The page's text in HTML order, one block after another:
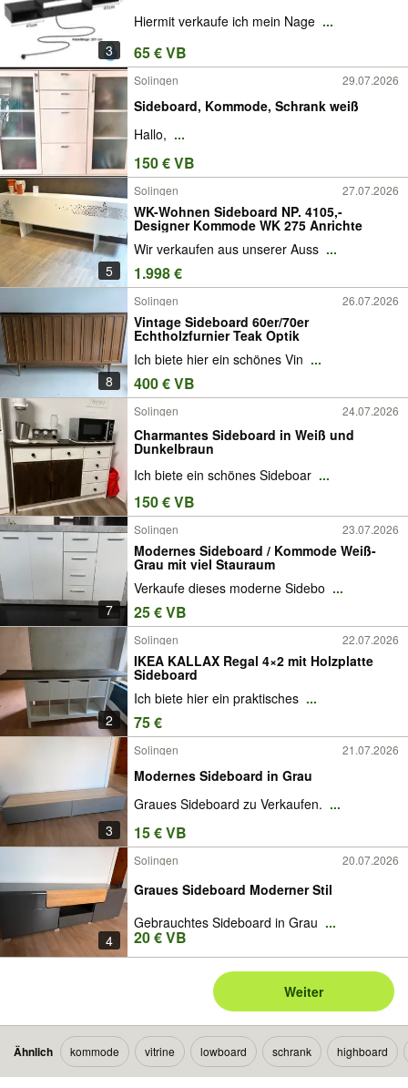
3
Hiermit verkaufe ich mein Nage ...
65 € VB
Solingen 29.07.2026
Sideboard, Kommode, Schrank weiß
Hallo, ...
150 € VB
5
Solingen 27.07.2026
WK-Wohnen Sideboard NP. 4105,-
Designer Kommode WK 275 Anrichte
Wir verkaufen aus unserer Auss ...
1.998 €
8
Solingen 26.07.2026
Vintage Sideboard 60er/70er
Echtholzfurnier Teak Optik
Ich biete hier ein schönes Vin ...
400 € VB
Solingen 24.07.2026
Charmantes Sideboard in Weiß und
Dunkelbraun
Ich biete ein schönes Sideboar ...
150 € VB
7
Solingen 23.07.2026
Modernes Sideboard / Kommode Weiß-
Grau mit viel Stauraum
Verkaufe dieses moderne Sidebo ...
25 € VB
2
Solingen 22.07.2026
IKEA KALLAX Regal 4×2 mit Holzplatte
Sideboard
Ich biete hier ein praktisches ...
75 €
3
Solingen 21.07.2026
Modernes Sideboard in Grau
Graues Sideboard zu Verkaufen. ...
15 € VB
4
Solingen 20.07.2026
Graues Sideboard Moderner Stil
Gebrauchtes Sideboard in Grau ...
20 € VB
Weiter
Ähnlich kommode vitrine lowboard schrank highboard